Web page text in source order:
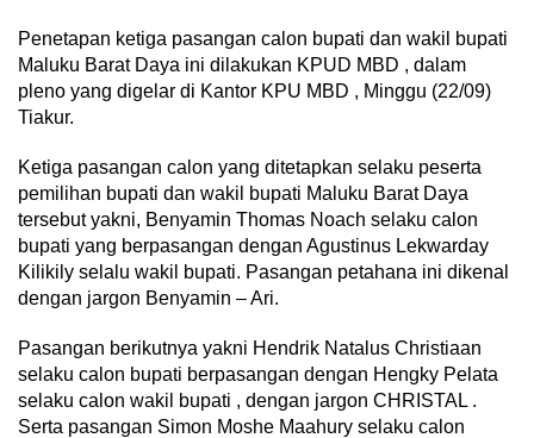
Penetapan ketiga pasangan calon bupati dan wakil bupati
Maluku Barat Daya ini dilakukan KPUD MBD , dalam
pleno yang digelar di Kantor KPU MBD , Minggu (22/09)
Tiakur.
Ketiga pasangan calon yang ditetapkan selaku peserta
pemilihan bupati dan wakil bupati Maluku Barat Daya
tersebut yakni, Benyamin Thomas Noach selaku calon
bupati yang berpasangan dengan Agustinus Lekwarday
Kilikily selalu wakil bupati. Pasangan petahana ini dikenal
dengan jargon Benyamin – Ari.
Pasangan berikutnya yakni Hendrik Natalus Christiaan
selaku calon bupati berpasangan dengan Hengky Pelata
selaku calon wakil bupati , dengan jargon CHRISTAL .
Serta pasangan Simon Moshe Maahury selaku calon